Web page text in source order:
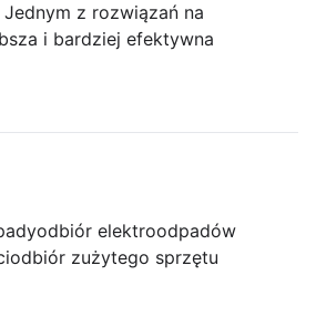
z rozwiązań na
i bardziej efektywna
odbiór elektroodpadów
odbiór zużytego sprzętu